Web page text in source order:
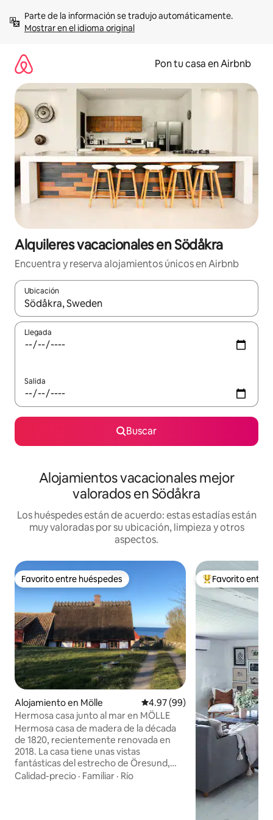
contenidoMostrar en el idioma original
Pon tu casa en Airbnb
Alquileres vacacionales en Södåkra
Encuentra y reserva alojamientos únicos en Airbnb
Ubicación
Cuando los resultados estén disponibles, navega con las
Llegada
Salida
Buscar
Alojamientos vacacionales mejor
valorados en Södåkra
Los huéspedes están de acuerdo: estas estadías están
muy valoradas por su ubicación, limpieza y otros
aspectos.
Favorito entre huéspedes
Favorito entre huéspedes
Alojamiento en Mölle Calificación promedio: 4.97 de
4.97 (99)
Hermosa casa junto al mar en MÖLLE
Hermosa casa de madera de la década
de 1820, recientemente renovada en
2018. La casa tiene unas vistas
fantásticas del estrecho de Öresund,
situada en la reserva natural de
Calidad-precio · Familiar · Río
Favorito entre
Favorito entre